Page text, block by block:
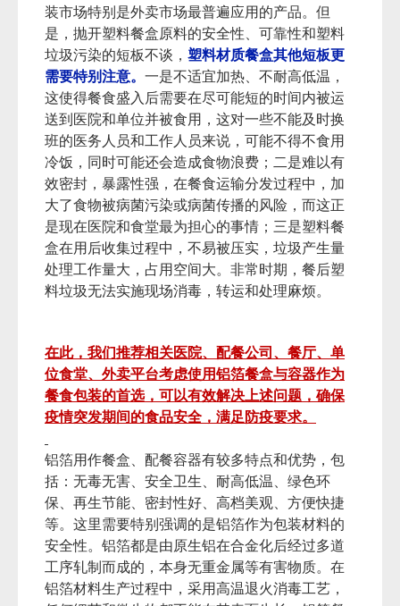
装市场特别是外卖市场最普遍应用的产品。但
是，抛开塑料餐盒原料的安全性、可靠性和塑料
垃圾污染的短板不谈， 塑料材质餐盒其他短板更
需要特别注意。 一是不适宜加热、不耐高低温，
这使得餐食盛入后需要在尽可能短的时间内被运
送到医院和单位并被食用，这对一些不能及时换
班的医务人员和工作人员来说，可能不得不食用
冷饭，同时可能还会造成食物浪费；二是难以有
效密封，暴露性强，在餐食运输分发过程中，加
大了食物被病菌污染或病菌传播的风险，而这正
是现在医院和食堂最为担心的事情；三是塑料餐
盒在用后收集过程中，不易被压实，垃圾产生量
处理工作量大，占用空间大。非常时期，餐后塑
料垃圾无法实施现场消毒，转运和处理麻烦。
在此，我们推荐相关医院、配餐公司、餐厅、单
位食堂、外卖平台考虑使用铝箔餐盒与容器作为
餐食包装的首选，可以有效解决上述问题，确保
疫情突发期间的食品安全，满足防疫要求。
铝箔用作餐盒、配餐容器有较多特点和优势，包
括：无毒无害、安全卫生、耐高低温、绿色环
保、再生节能、密封性好、高档美观、方便快捷
等。这里需要特别强调的是铝箔作为包装材料的
安全性。铝箔都是由原生铝在合金化后经过多道
工序轧制而成的，本身无重金属等有害物质。在
铝箔材料生产过程中，采用高温退火消毒工艺，